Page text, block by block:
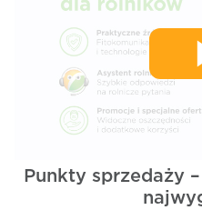
Punkty sprzedaży –